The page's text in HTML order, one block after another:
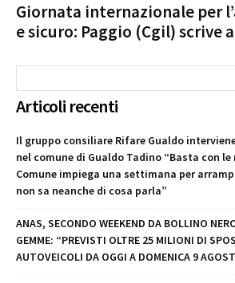
Giornata internazionale per
e sicuro: Paggio (Cgil) scrive
Articoli recenti
Il gruppo consiliare Rifare Gualdo
nel comune di Gualdo Tadino “Basta con
Comune impiega una settimana per
non sa neanche di cosa parla”
ANAS, SECONDO WEEKEND DA BOLLINO
GEMME: “PREVISTI OLTRE 25 MILIONI DI
AUTOVEICOLI DA OGGI A DOMENICA 9